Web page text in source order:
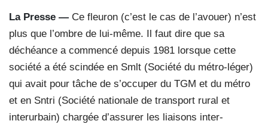
La Presse — Ce fleuron (c’est le cas de l’avouer) n’est
plus que l’ombre de lui-même. Il faut dire que sa
déchéance a commencé depuis 1981 lorsque cette
société a été scindée en Smlt (Société du métro-léger)
qui avait pour tâche de s’occuper du TGM et du métro
et en Sntri (Société nationale de transport rural et
interurbain) chargée d’assurer les liaisons inter-